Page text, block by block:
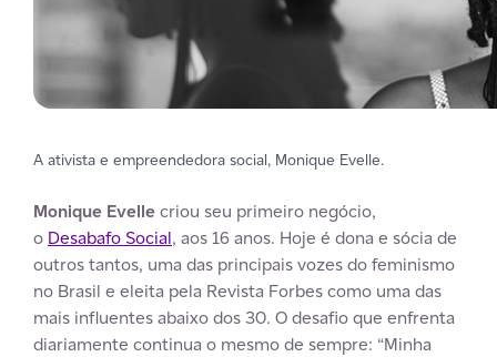
A ativista e empreendedora social, Monique Evelle.
Monique Evellecriou seu primeiro negócio,
o Desabafo Social, aos 16 anos. Hoje é dona e sócia de
outros tantos, uma das principais vozes do feminismo
no Brasil e eleita pela Revista Forbes como uma das
mais influentes abaixo dos 30. O desafio que enfrenta
diariamente continua o mesmo de sempre: “Minha